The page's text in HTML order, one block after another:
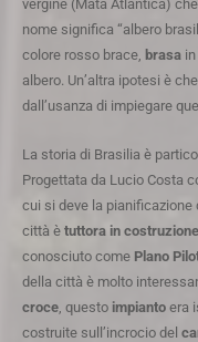
vergine (Mata Atlântica)
nome significa “albero
colore rosso brace, brasa
albero. Un’altra ipotesi è
dall’usanza di impiegare
La storia di Brasilia è
Progettata da Lucio Costa
cui si deve la pianificazione
città è tuttora in costruzione
conosciuto come Plano
della città è molto
croce , questo impianto era
costruite sull’incrocio del